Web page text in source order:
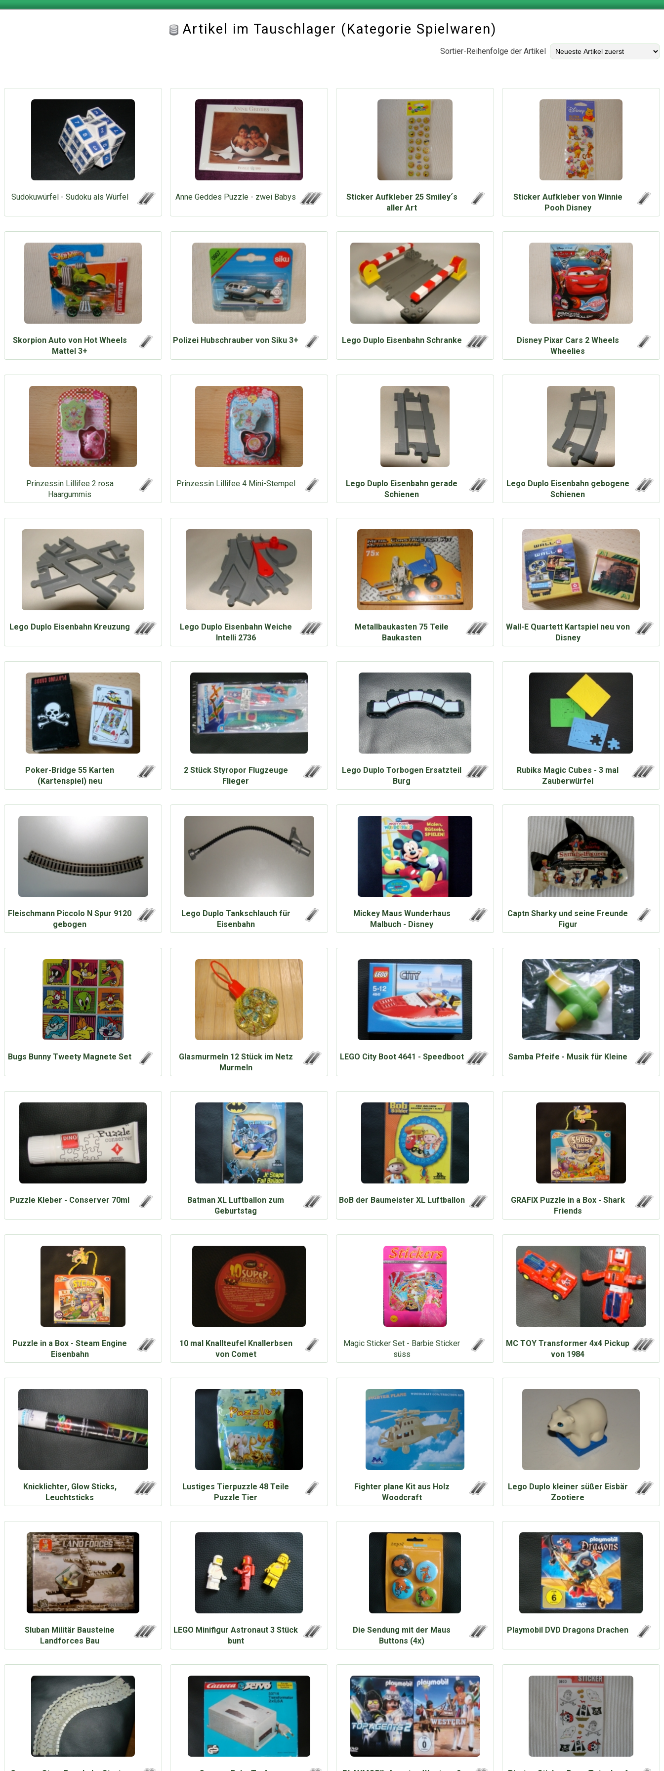
Artikel im Tauschlager (Kategorie Spielwaren)
Sortier-Reihenfolge der Artikel
Sudokuwürfel - Sudoku als Würfel Anne Geddes Puzzle - zwei Babys
Sticker Aufkleber 25 Smiley´s
aller Art
Sticker Aufkleber von Winnie
Pooh Disney
Skorpion Auto von Hot Wheels
Mattel 3+
Polizei Hubschrauber von Siku 3+ Lego Duplo Eisenbahn Schranke
Disney Pixar Cars 2 Wheels
Wheelies
Prinzessin Lillifee 2 rosa
Haargummis
Prinzessin Lillifee 4 Mini-Stempel
Lego Duplo Eisenbahn gerade
Schienen
Lego Duplo Eisenbahn gebogene
Schienen
Lego Duplo Eisenbahn Kreuzung
Lego Duplo Eisenbahn Weiche
Intelli 2736
Metallbaukasten 75 Teile
Baukasten
Wall-E Quartett Kartspiel neu von
Disney
Poker-Bridge 55 Karten
(Kartenspiel) neu
2 Stück Styropor Flugzeuge
Flieger
Lego Duplo Torbogen Ersatzteil
Burg
Rubiks Magic Cubes - 3 mal
Zauberwürfel
Fleischmann Piccolo N Spur 9120
gebogen
Lego Duplo Tankschlauch für
Eisenbahn
Mickey Maus Wunderhaus
Malbuch - Disney
Captn Sharky und seine Freunde
Figur
Bugs Bunny Tweety Magnete Set
Glasmurmeln 12 Stück im Netz
Murmeln
LEGO City Boot 4641 - Speedboot Samba Pfeife - Musik für Kleine
Puzzle Kleber - Conserver 70ml
Batman XL Luftballon zum
Geburtstag
BoB der Baumeister XL Luftballon
GRAFIX Puzzle in a Box - Shark
Friends
Puzzle in a Box - Steam Engine
Eisenbahn
10 mal Knallteufel Knallerbsen
von Comet
Magic Sticker Set - Barbie Sticker
süss
MC TOY Transformer 4x4 Pickup
von 1984
Knicklichter, Glow Sticks,
Leuchtsticks
Lustiges Tierpuzzle 48 Teile
Puzzle Tier
Fighter plane Kit aus Holz
Woodcraft
Lego Duplo kleiner süßer Eisbär
Zootiere
Sluban Militär Bausteine
Landforces Bau
LEGO Minifigur Astronaut 3 Stück
bunt
Die Sendung mit der Maus
Buttons (4x)
Playmobil DVD Dragons Drachen